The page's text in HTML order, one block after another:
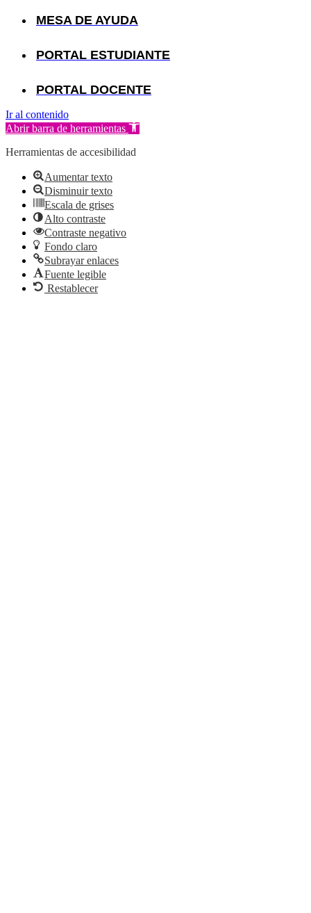
MESA DE AYUDA
PORTAL ESTUDIANTE
PORTAL DOCENTE
Ir al contenido
Abrir barra de herramientas
Herramientas de accesibilidad
Aumentar texto
Disminuir texto
Escala de grises
Alto contraste
Contraste negativo
Fondo claro
Subrayar enlaces
Fuente legible
Restablecer